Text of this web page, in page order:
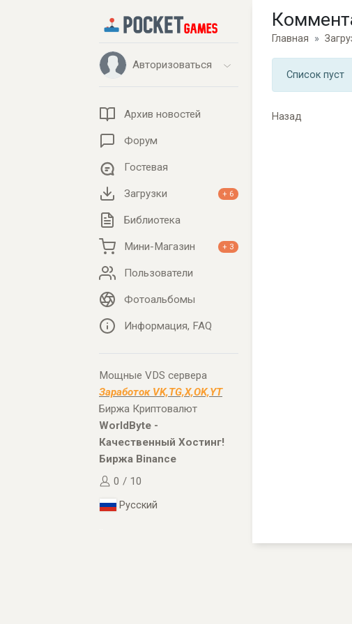
Авторизоваться
Архив новостей
Форум
Гостевая
Загрузки + 6
Библиотека
Мини-Магазин + 3
Пользователи
Фотоальбомы
Информация, FAQ
Мощные VDS сервера
Заработок VK,TG,X,OK,YT
Биржа Криптовалют
WorldByte -
Качественный Хостинг!
Биржа Binance
0 / 10
Русский
Главная
Список пуст
Назад